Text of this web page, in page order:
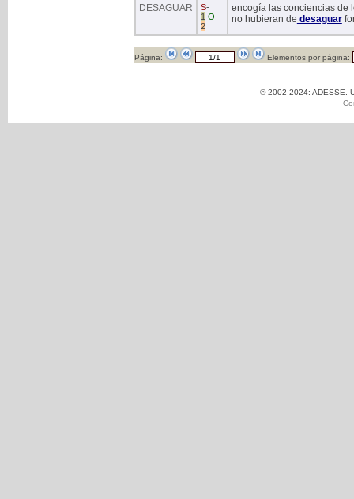
DESAGUAR S-
1 O-
2
encogía las conciencias de
no hubieran de desaguar
Página: Elementos por página:
© 2002-2024: ADESSE.